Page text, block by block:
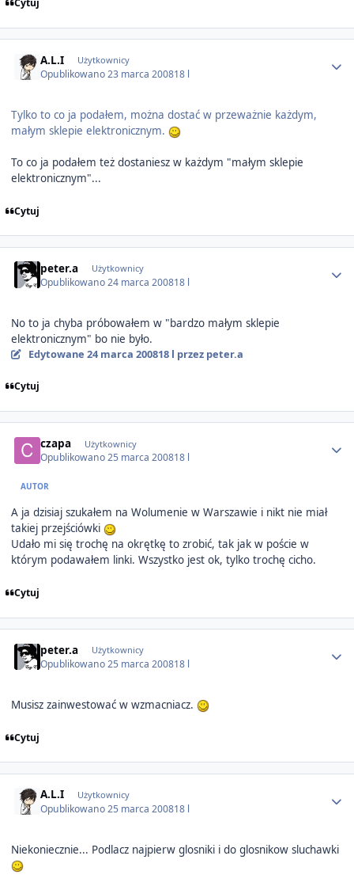
Cytuj
A.L.I Użytkownicy
Opublikowano23 marca 200818 l
Tylko to co ja podałem, można dostać w przeważnie każdym,
małym sklepie elektronicznym.
To co ja podałem też dostaniesz w każdym "małym sklepie
elektronicznym"...
Cytuj
peter.a Użytkownicy
Opublikowano24 marca 200818 l
No to ja chyba próbowałem w "bardzo małym sklepie
elektronicznym" bo nie było.
Edytowane 24 marca 200818 l przez peter.a
Cytuj
czapa Użytkownicy
Opublikowano25 marca 200818 l
AUTOR
A ja dzisiaj szukałem na Wolumenie w Warszawie i nikt nie miał
takiej przejściówki
Udało mi się trochę na okrętkę to zrobić, tak jak w poście w
którym podawałem linki. Wszystko jest ok, tylko trochę cicho.
Cytuj
peter.a Użytkownicy
Opublikowano25 marca 200818 l
Musisz zainwestować w wzmacniacz.
Cytuj
A.L.I Użytkownicy
Opublikowano25 marca 200818 l
Niekoniecznie... Podlacz najpierw glosniki i do glosnikow sluchawki